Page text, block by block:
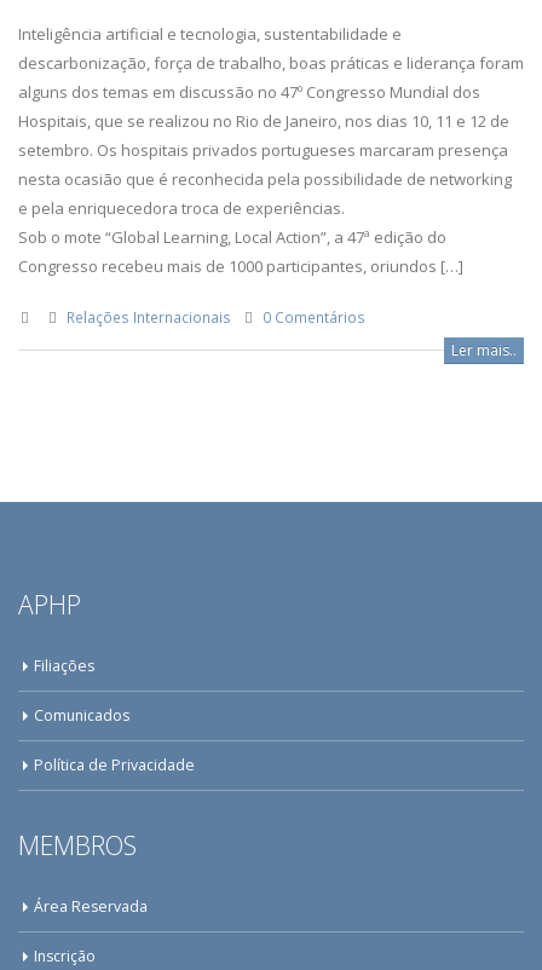
Inteligência artificial e tecnologia, sustentabilidade e
descarbonização, força de trabalho, boas práticas e liderança foram
alguns dos temas em discussão no 47º Congresso Mundial dos
Hospitais, que se realizou no Rio de Janeiro, nos dias 10, 11 e 12 de
setembro. Os hospitais privados portugueses marcaram presença
nesta ocasião que é reconhecida pela possibilidade de networking
e pela enriquecedora troca de experiências.
Sob o mote “Global Learning, Local Action”, a 47ª edição do
Congresso recebeu mais de 1000 participantes, oriundos […]
Relações Internacionais 0 Comentários
Ler mais..
APHP
Filiações
Comunicados
Política de Privacidade
MEMBROS
Área Reservada
Inscrição